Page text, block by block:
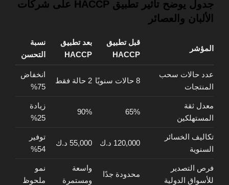
جدول يوضح تأثير تطبيق HACCP على شركات
الألبان والعصائر
المؤشر
قبل تطبيق
HACCP
بعد تطبيق
HACCP
نسبة
التحسن
عدد حالات سحب
المنتجات
8 حالات سنويًا 2 حالة فقط
انخفاض
75%
معدل ثقة
المستهلكين
65%
90%
زيادة
25%
تكاليف الخسائر
السنوية
120,000 د.ك 55,000 د.ك
توفير
54%
فرص التصدير
للأسواق الدولية
محدودة جدًا
واسعة
ومستمرة
نمو
ملحوظ